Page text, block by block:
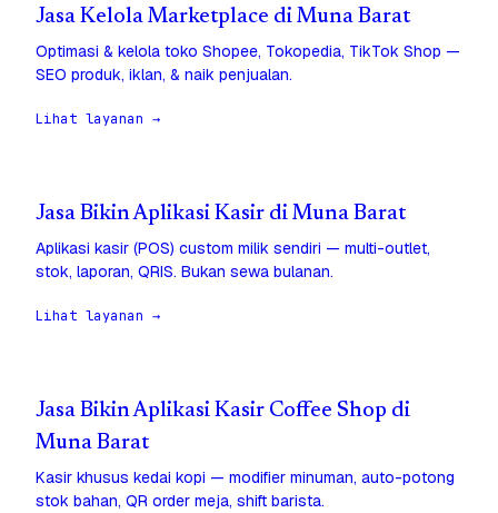
Jasa Kelola Marketplace di Muna Barat
Optimasi & kelola toko Shopee, Tokopedia, TikTok Shop —
SEO produk, iklan, & naik penjualan.
Lihat layanan →
Jasa Bikin Aplikasi Kasir di Muna Barat
Aplikasi kasir (POS) custom milik sendiri — multi-outlet,
stok, laporan, QRIS. Bukan sewa bulanan.
Lihat layanan →
Jasa Bikin Aplikasi Kasir Coffee Shop di
Muna Barat
Kasir khusus kedai kopi — modifier minuman, auto-potong
stok bahan, QR order meja, shift barista.